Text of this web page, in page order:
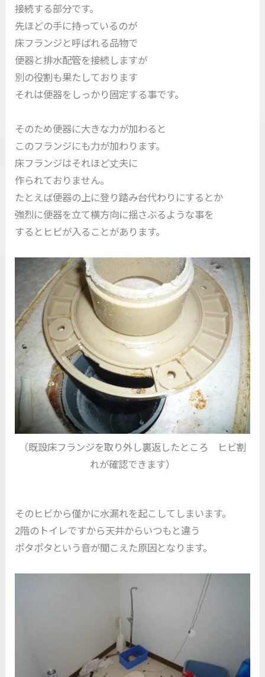
接続する部分です。
先ほどの手に持っているのが
床フランジと呼ばれる品物で
便器と排水配管を接続しますが
別の役割も果たしております
それは便器をしっかり固定する事です。
そのため便器に大きな力が加わると
このフランジにも力が加わります。
床フランジはそれほど丈夫に
作られておりません。
たとえば便器の上に登り踏み台代わりにするとか
強烈に便器を立て横方向に揺さぶるような事を
するとヒビが入ることがあります。
（既設床フランジを取り外し裏返したところ ヒビ割
れが確認できます）
そのヒビから僅かに水漏れを起こしてしまいます。
2階のトイレですから天井からいつもと違う
ポタポタという音が聞こえた原因となります。